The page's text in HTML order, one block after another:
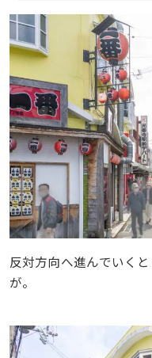
反対方向へ進んでいく
が。